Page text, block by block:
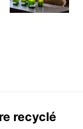
recyclé